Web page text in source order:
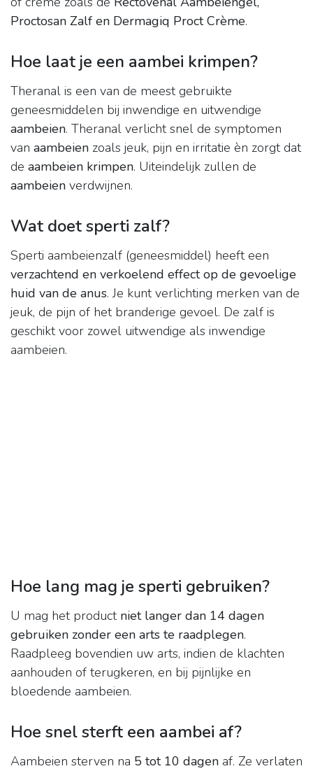
Proctosan Zalf en Dermagiq Proct Crème.
Hoe laat je een aambei krimpen?
Theranal is een van de meest gebruikte
geneesmiddelen bij inwendige en uitwendige
aambeien. Theranal verlicht snel de symptomen
van aambeien zoals jeuk, pijn en irritatie èn zorgt dat
de aambeien krimpen. Uiteindelijk zullen de
aambeien verdwijnen.
Wat doet sperti zalf?
Sperti aambeienzalf (geneesmiddel) heeft een
verzachtend en verkoelend effect op de gevoelige
huid van de anus. Je kunt verlichting merken van de
jeuk, de pijn of het branderige gevoel. De zalf is
geschikt voor zowel uitwendige als inwendige
aambeien.
Hoe lang mag je sperti gebruiken?
U mag het product niet langer dan 14 dagen
gebruiken zonder een arts te raadplegen.
Raadpleeg bovendien uw arts, indien de klachten
aanhouden of terugkeren, en bij pijnlijke en
bloedende aambeien.
Hoe snel sterft een aambei af?
Aambeien sterven na 5 tot 10 dagen af. Ze verlaten